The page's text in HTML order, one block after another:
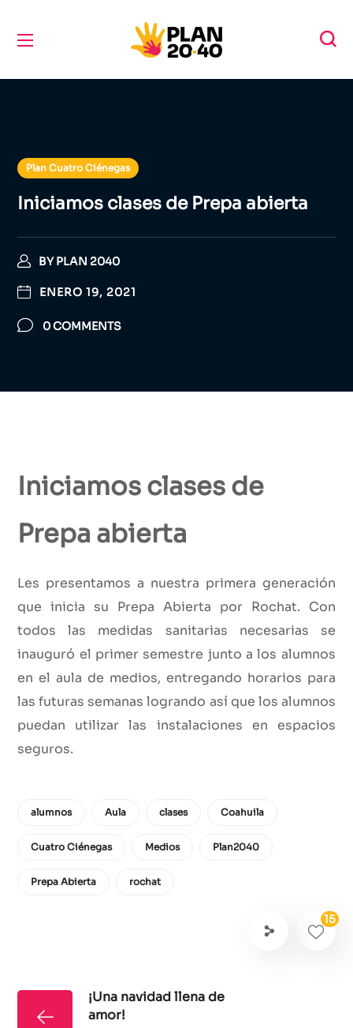
Plan Cuatro Ciénegas
Iniciamos clases de Prepa abierta
BYPLAN 2040
ENERO 19, 2021
0 COMMENTS
Iniciamos clases de
Prepa abierta
Les presentamos a nuestra primera generación
que inicia su Prepa Abierta por Rochat. Con
todos las medidas sanitarias necesarias se
inauguró el primer semestre junto a los alumnos
en el aula de medios, entregando horarios para
las futuras semanas logrando así que los alumnos
puedan utilizar las instalaciones en espacios
seguros.
alumnos Aula clases Coahuila
Cuatro Ciénegas Medios Plan2040
Prepa Abierta rochat
15
¡Una navidad llena de
amor!